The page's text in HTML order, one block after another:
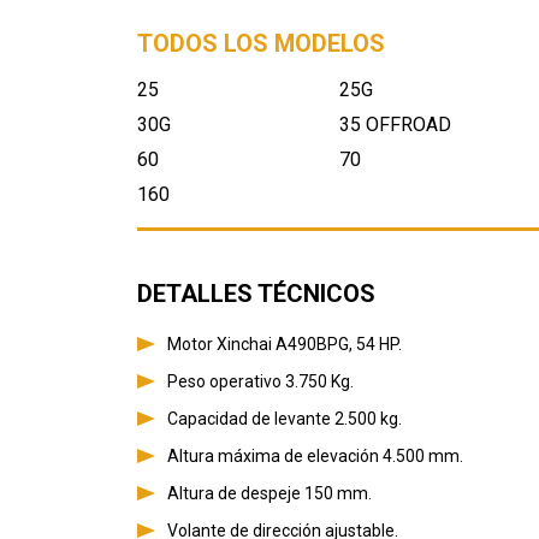
TODOS LOS MODELOS
25
25G
30G
35 OFFROAD
60
70
160
DETALLES TÉCNICOS
Motor Xinchai A490BPG, 54 HP.
Peso operativo 3.750 Kg.
Capacidad de levante 2.500 kg.
Altura máxima de elevación 4.500 mm.
Altura de despeje 150 mm.
Volante de dirección ajustable.